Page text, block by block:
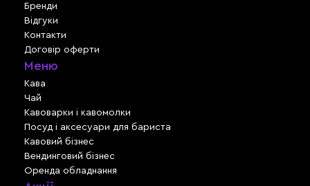
Бренди
Відгуки
Контакти
Договір оферти
Меню
Кава
Чай
Кавоварки і кавомолки
Посуд і аксесуари для бариста
Кавовий бізнес
Вендинговий бізнес
Оренда обладнання